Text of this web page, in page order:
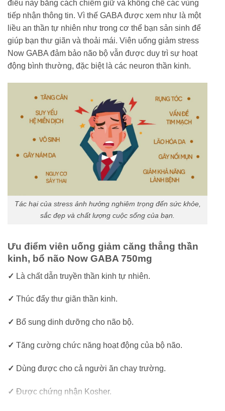
điều này bằng cách chiếm giữ và khống chế các vùng
tiếp nhận thông tin. Vì thế GABA được xem như là một
liều an thần tự nhiên như trong cơ thể bạn sản sinh để
giúp bạn thư giãn và thoải mái. Viên uống giảm stress
Now GABA đảm bảo não bộ vẫn được duy trì sự hoạt
động bình thường, đặc biệt là các neuron thần kinh.
Tác hại của stress ảnh hưởng nghiêm trọng đến sức khỏe,
sắc đẹp và chất lượng cuộc sống của bạn.
Ưu điểm viên uống giảm căng thẳng thần
kinh, bổ não Now GABA 750mg
✓ Là chất dẫn truyền thần kinh tự nhiên.
✓ Thúc đẩy thư giãn thần kinh.
✓ Bổ sung dinh dưỡng cho não bộ.
✓ Tăng cường chức năng hoạt động của bộ não.
✓ Dùng được cho cả người ăn chay trường.
✓ Được chứng nhận Kosher.